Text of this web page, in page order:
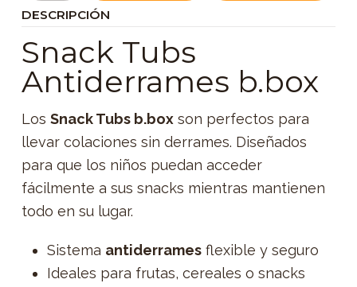
DESCRIPCIÓN
Snack Tubs
Antiderrames b.box
Los Snack Tubs b.box son perfectos para
llevar colaciones sin derrames. Diseñados
para que los niños puedan acceder
fácilmente a sus snacks mientras mantienen
todo en su lugar.
Sistema antiderrames flexible y seguro
Ideales para frutas, cereales o snacks